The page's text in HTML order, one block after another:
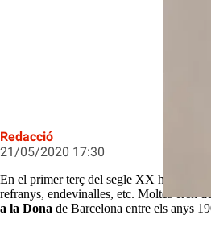
Redacció
21/05/2020 17:30
En el primer terç del segle XX hi trobem
refranys, endevinalles, etc. Moltes eren
a la Dona de Barcelona entre els anys